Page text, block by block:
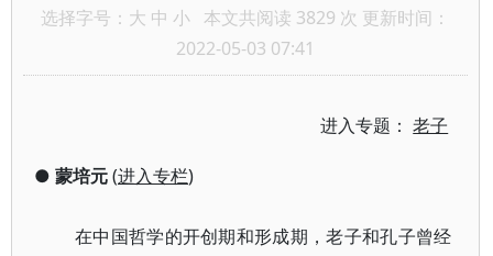
选择字号： 大 中 小 本文共阅读 3829 次 更新时间：
2022-05-03 07:41
进入专题：老子
● 蒙培元(进入专栏)
在中国哲学的开创期和形成期，老子和孔子曾经